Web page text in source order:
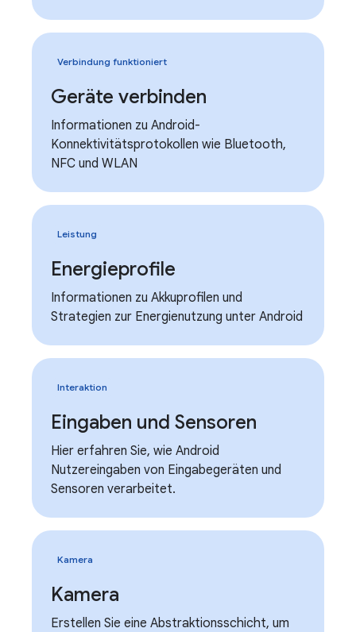
Verbindung funktioniert
Geräte verbinden
Informationen zu Android-
Konnektivitätsprotokollen wie Bluetooth,
NFC und WLAN
Leistung
Energieprofile
Informationen zu Akkuprofilen und
Strategien zur Energienutzung unter Android
Interaktion
Eingaben und Sensoren
Hier erfahren Sie, wie Android
Nutzereingaben von Eingabegeräten und
Sensoren verarbeitet.
Kamera
Kamera
Erstellen Sie eine Abstraktionsschicht, um